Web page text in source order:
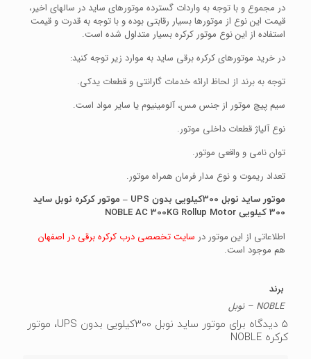
در مجموع و با توجه به واردات گسترده موتورهای ساید در سالهای اخیر،
قیمت این نوع از موتورها بسیار رقابتی بوده و با توجه به قدرت و قیمت
استفاده از این نوع موتور کرکره بسیار متداول شده است.
در خرید موتورهای کرکره برقی ساید به موارد زیر توجه کنید:
توجه به برند از لحاظ ارائه خدمات گارانتی و قطعات یدکی.
سیم پیچ موتور از جنس مس، آلومینیوم یا سایر مواد است.
نوع آلیاژ قطعات داخلی موتور.
توان نامی و واقعی موتور.
تعداد ریموت و نوع مدار فرمان همراه موتور.
موتور ساید نوبل 300کیلویی بدون UPS – موتور کرکره نوبل ساید
300 کیلویی NOBLE AC 300KG Rollup Motor
اطلاعاتی از این موتور در سایت تخصصی درب کرکره برقی در اصفهان
هم موجود است.
برند
NOBLE – نوبل
5 دیدگاه برای
موتور ساید نوبل 300کیلویی بدون UPS، موتور
کرکره NOBLE